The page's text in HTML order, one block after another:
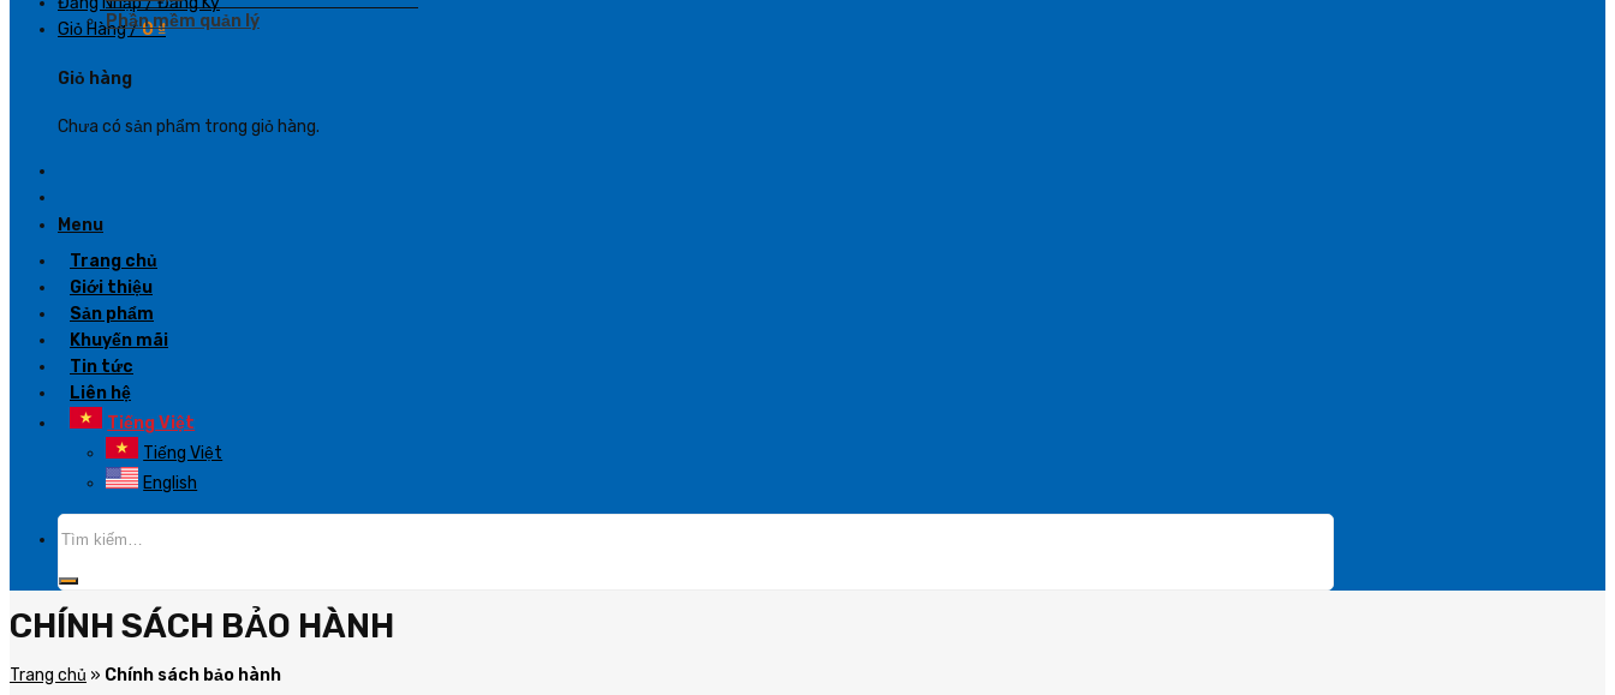
Giỏ Hàng /0₫
Giỏ hàng
Chưa có sản phẩm trong giỏ hàng.
Menu
Phần mềm quản lý
Trang chủ
Giới thiệu
Sản phẩm
Khuyến mãi
Tin tức
Liên hệ
Tiếng Việt
Tiếng Việt
English
CHÍNH SÁCH BẢO HÀNH
Trang chủ » Chính sách bảo hành